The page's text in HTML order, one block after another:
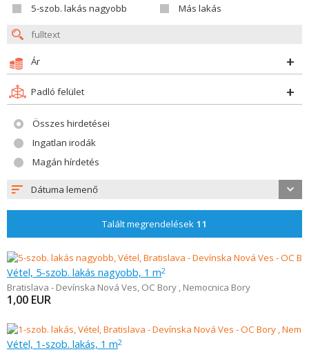
5-szob. lakás nagyobb
Más lakás
Ár
Padló felület
Összes hirdetései
Ingatlan irodák
Magán hírdetés
Dátuma lemenő
Talált megrendelések 11
Vétel, 5-szob. lakás nagyobb, 1 m2
Bratislava - Devínska Nová Ves, OC Bory , Nemocnica Bory
1,00 EUR
Vétel, 1-szob. lakás, 1 m2